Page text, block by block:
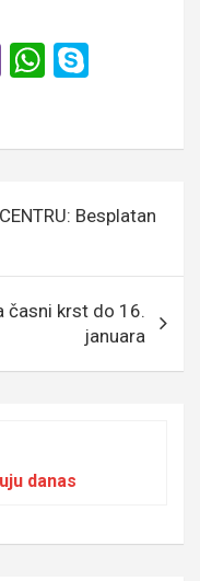
Vi
W
A
p
p
Besplatan
časni krst do 16.
januara
danas